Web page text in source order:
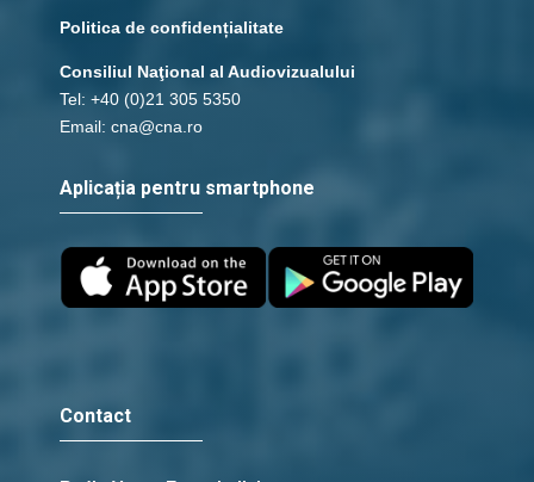
Politica de confidențialitate
Consiliul Naţional al Audiovizualului
Tel: +40 (0)21 305 5350
Email: cna@cna.ro
Aplicația pentru smartphone
Contact